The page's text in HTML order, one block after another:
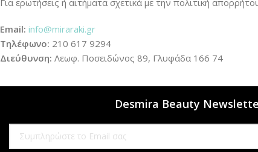
Για ερωτήσεις ή αιτήματα σχετικά με την πολιτική
Email: info@miraraki.gr
Τηλέφωνο: 210 617 9294
Διεύθυνση: Λεωφ. Ποσειδώνος 89, Γλυφάδα 166 74
Desmira Beauty